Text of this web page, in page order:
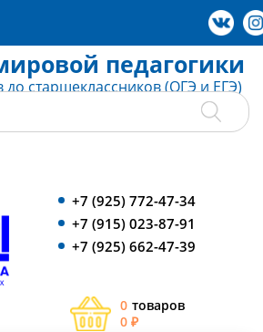
педагогики
старшеклассников (ОГЭ и ЕГЭ)
+7 (925) 772-47-34
+7 (915) 023-87-91
+7 (925) 662-47-39
0 товаров
0 ₽